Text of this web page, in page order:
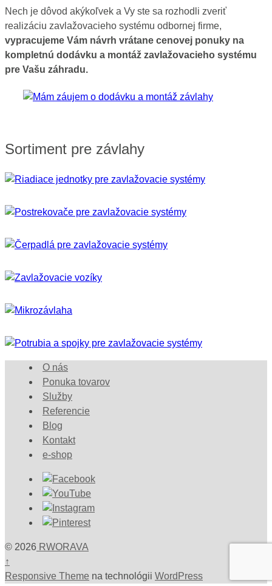
Nech je dôvod akýkoľvek a Vy ste sa rozhodli zveriť
realizáciu zavlažovacieho systému odbornej firme,
vypracujeme Vám návrh vrátane cenovej ponuky na
kompletnú dodávku a montáž zavlažovacieho systému
pre Vašu záhradu.
Sortiment pre závlahy
O nás
Ponuka tovarov
Služby
Referencie
Blog
Kontakt
e-shop
© 2026 RWORAVA
↑
Responsive Theme na technológii WordPress